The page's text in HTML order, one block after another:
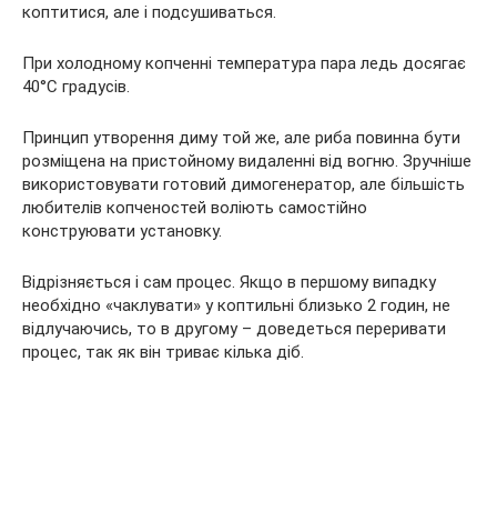
коптитися, але і подсушиваться.
При холодному копченні температура пара ледь досягає
40°C градусів.
Принцип утворення диму той же, але риба повинна бути
розміщена на пристойному видаленні від вогню. Зручніше
використовувати готовий димогенератор, але більшість
любителів копченостей воліють самостійно
конструювати установку.
Відрізняється і сам процес. Якщо в першому випадку
необхідно «чаклувати» у коптильні близько 2 годин, не
відлучаючись, то в другому – доведеться переривати
процес, так як він триває кілька діб.